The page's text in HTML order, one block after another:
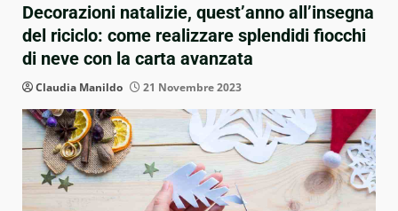
Decorazioni natalizie, quest’anno all’insegna
del riciclo: come realizzare splendidi fiocchi
di neve con la carta avanzata
Claudia Manildo 21 Novembre 2023